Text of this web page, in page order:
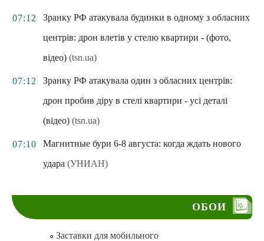
07:12
Зранку РФ атакувала будинки в одному з обласних
центрів: дрон влетів у стелю квартири - (фото,
відео) (tsn.ua)
07:12
Зранку РФ атакувала один з обласних центрів:
дрон пробив діру в стелі квартири - усі деталі
(відео) (tsn.ua)
07:10
Магнитные бури 6-8 августа: когда ждать нового
удара (УНИАН)
ОБОИ
Заставки для мобильного